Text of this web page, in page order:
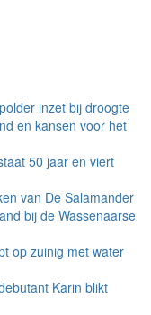
inzet bij droogte
en kansen voor het
50 jaar en viert
van De Salamander
bij de Wassenaarse
op zuinig met water
Karin blikt